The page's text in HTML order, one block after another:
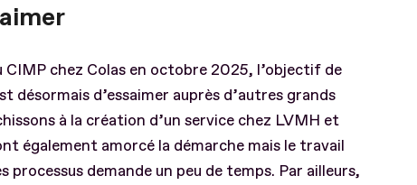
CIMP chez Colas en octobre 2025, l’objectif de
désormais d’essaimer auprès d’autres grands
à la création d’un service chez LVMH et
également amorcé la démarche mais le travail
processus demande un peu de temps. Par ailleurs,